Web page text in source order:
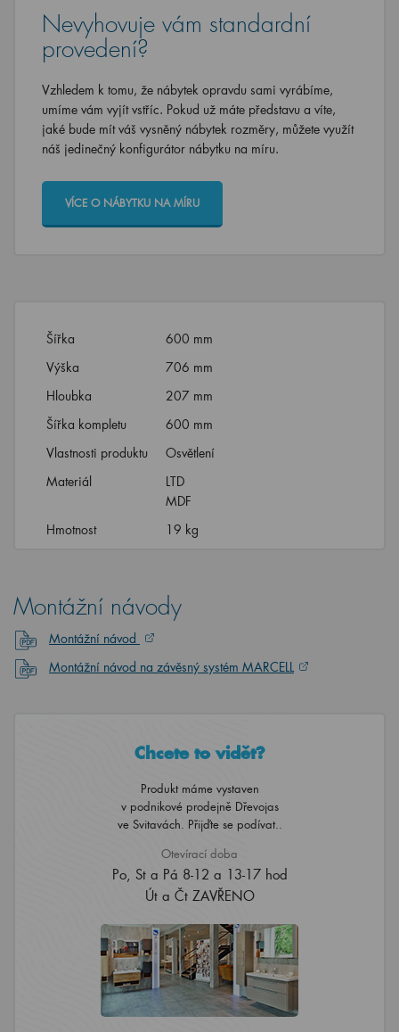
Nevyhovuje vám standardní
provedení?
Vzhledem k tomu, že nábytek opravdu sami vyrábíme,
umíme vám vyjít vstříc. Pokud už máte představu a víte,
jaké bude mít váš vysněný nábytek rozměry, můžete využít
náš jedinečný konfigurátor nábytku na míru.
VÍCE O NÁBYTKU NA MÍRU
Šířka
600 mm
Výška
706 mm
Hloubka
207 mm
Šířka kompletu
600 mm
Vlastnosti produktu
Osvětlení
Materiál
LTD
MDF
Hmotnost
19 kg
Montážní návody
Montážní návod
Montážní návod na závěsný systém MARCELL
Chcete to vidět?
Produkt máme vystaven
v podnikové prodejně Dřevojas
ve Svitavách. Přijďte se podívat..
Otevírací doba
Po, St a Pá 8-12 a 13-17 hod
Út a Čt ZAVŘENO